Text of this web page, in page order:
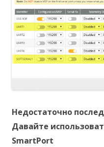
Недостаточно
Давайте
SmartPort